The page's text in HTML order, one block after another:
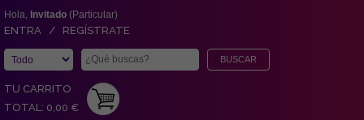
Hola, Invitado (Particular)
ENTRA / REGÍSTRATE
TU CARRITO
TOTAL: 0,00 €